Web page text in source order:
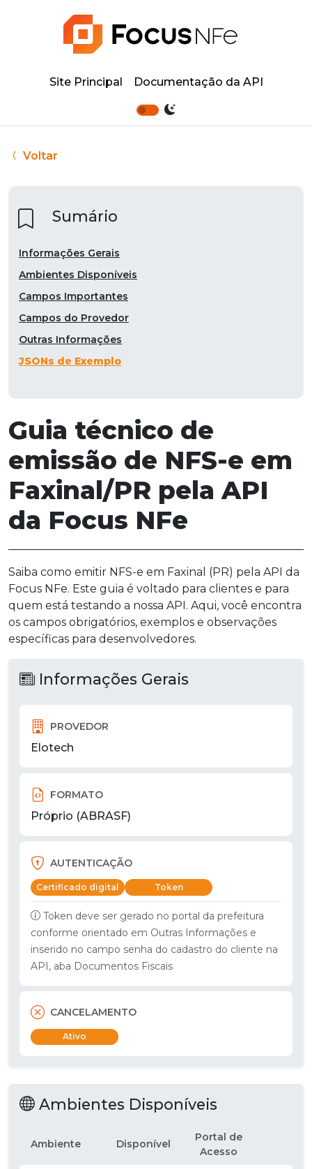
Site Principal Documentação da API
Voltar
Guia técnico de
emissão de NFS-e em
Faxinal/PR pela API
da Focus NFe
Saiba como emitir NFS-e em Faxinal (PR) pela API da
Focus NFe. Este guia é voltado para clientes e para
quem está testando a nossa API. Aqui, você encontra
os campos obrigatórios, exemplos e observações
específicas para desenvolvedores.
Informações Gerais
PROVEDOR
Elotech
FORMATO
Próprio (ABRASF)
AUTENTICAÇÃO
Certificado digital Token
Token deve ser gerado no portal da prefeitura
conforme orientado em Outras Informações e
inserido no campo senha do cadastro do cliente na
API, aba Documentos Fiscais
CANCELAMENTO
Ativo
Ambientes Disponíveis
Ambiente Disponível
Portal de
Acesso
Sumário
Informações Gerais
Ambientes Disponíveis
Campos Importantes
Campos do Provedor
Outras Informações
JSONs de Exemplo